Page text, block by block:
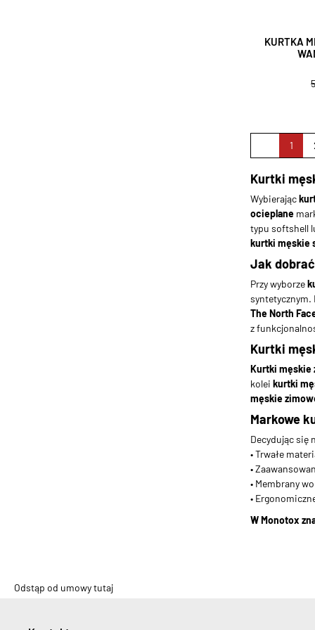
KURTKA
1
Kurtki
Wybierając
ocieplane
typu softshell
kurtki męskie
Jak
Przy wyborze
syntetycznym.
The North
z
Kurtki
Kurtki męskie
kolei kurtki
męskie
Markowe
Decydując się
• Trwałe
•
• Membrany
•
W Monotox
Odstąp od umowy tutaj